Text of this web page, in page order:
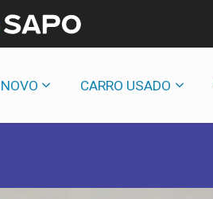
CARRO USADO